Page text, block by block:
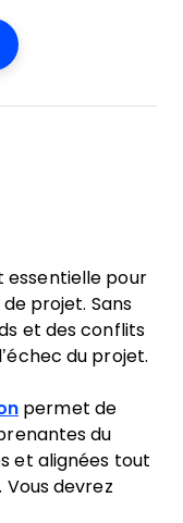
essentielle pour
projet. Sans
et des conflits
du projet.
permet de
du
et alignées tout
Vous devrez